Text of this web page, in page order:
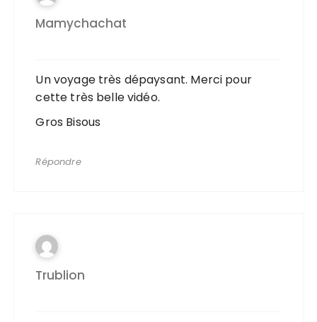
Mamychachat
Un voyage très dépaysant. Merci pour
cette très belle vidéo.
Gros Bisous
Répondre
Trublion